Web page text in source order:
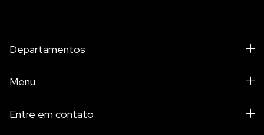
Departamentos
Menu
Entre em contato